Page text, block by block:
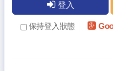
登入
保持登入狀態